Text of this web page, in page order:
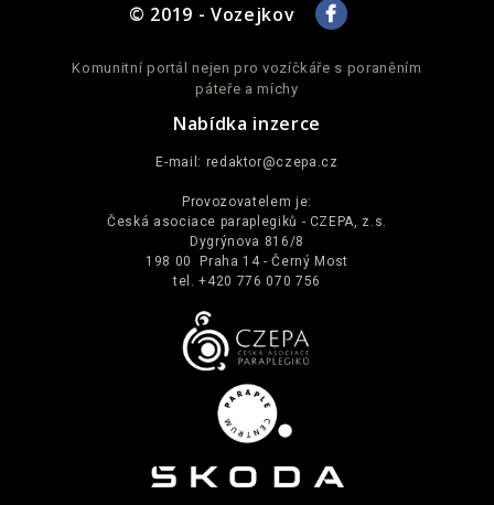
© 2019 - Vozejkov
Komunitní portál nejen pro vozíčkáře s poraněním
páteře a míchy
Nabídka inzerce
E-mail: redaktor@czepa.cz
Provozovatelem je:
Česká asociace paraplegiků - CZEPA, z.s.
Dygrýnova 816/8
198 00 Praha 14 - Černý Most
tel. +420 776 070 756